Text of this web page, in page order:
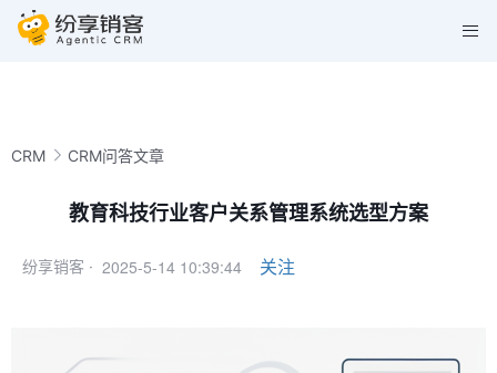
CRM CRM问答文章
教育科技行业客户关系管理系统选型方案
纷享销客 · 2025-5-14 10:39:44 关注